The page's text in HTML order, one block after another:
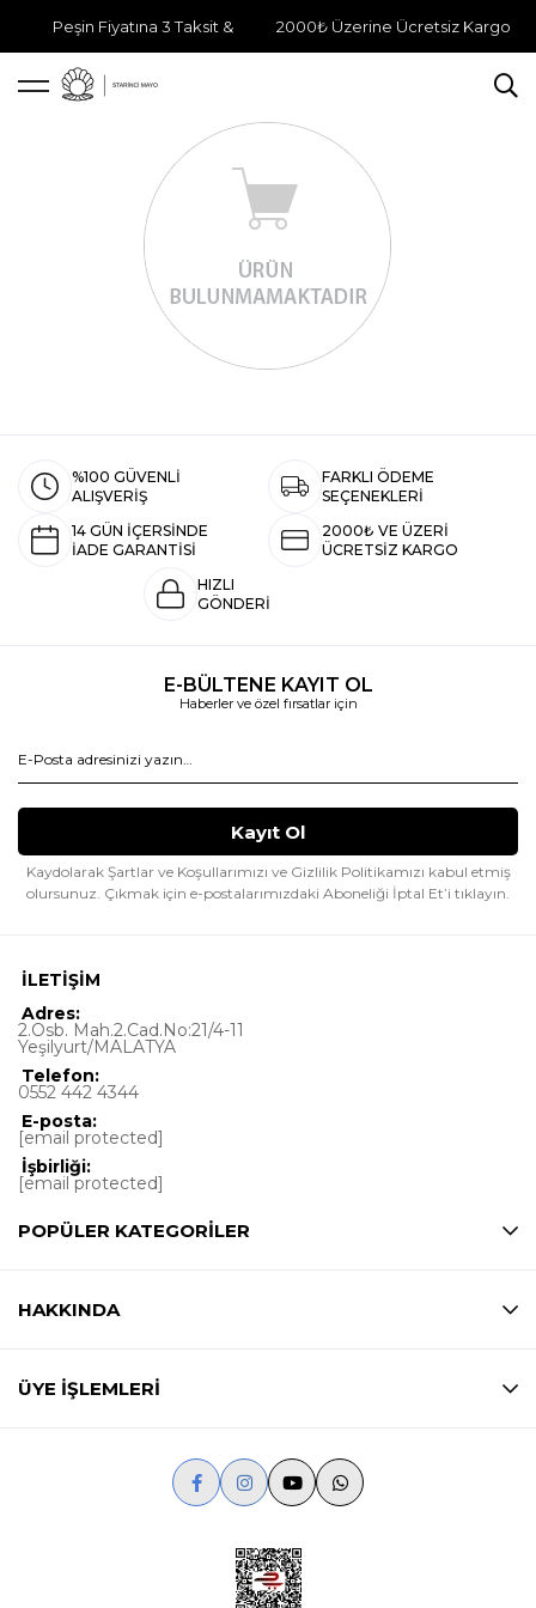
Peşin Fiyatına 3 Taksit & 2000₺ Üzerine Ücretsiz Kargo
%100 GÜVENLİ
ALIŞVERİŞ
FARKLI ÖDEME
SEÇENEKLERİ
14 GÜN İÇERSİNDE
İADE GARANTİSİ
2000₺ VE ÜZERİ
ÜCRETSİZ KARGO
HIZLI
GÖNDERİ
E-BÜLTENE KAYIT OL
Haberler ve özel fırsatlar için
Kaydolarak Şartlar ve Koşullarımızı ve Gizlilik Politikamızı kabul etmiş
olursunuz. Çıkmak için e-postalarımızdaki Aboneliği İptal Et’i tıklayın.
İLETİŞİM
Adres:
2.Osb. Mah.2.Cad.No:21/4-11
Yeşilyurt/MALATYA
Telefon:
0552 442 4344
E-posta:
[email protected]
İşbirliği:
[email protected]
POPÜLER KATEGORİLER
HAKKINDA
ÜYE İŞLEMLERİ